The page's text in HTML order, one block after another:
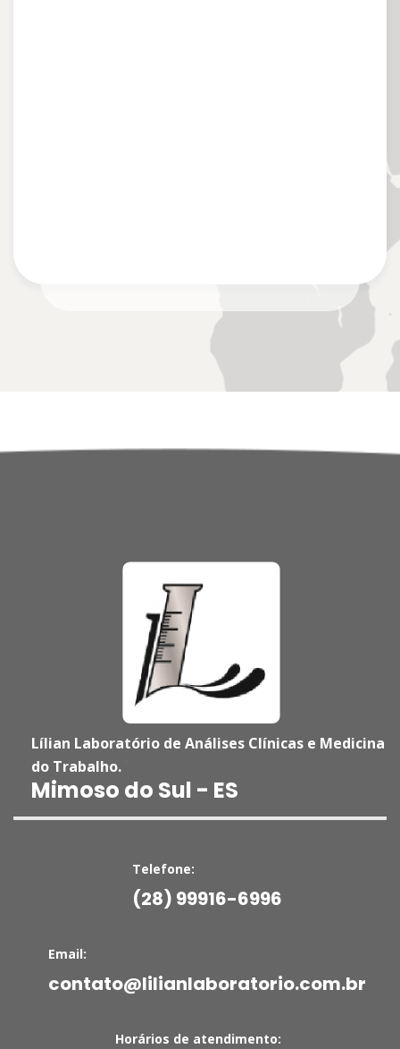
Lílian Laboratório de Análises Clínicas e Medicina
do Trabalho.
Mimoso do Sul - ES
Telefone:
(28) 99916-6996
Email:
contato@lilianlaboratorio.com.br
Horários de atendimento: